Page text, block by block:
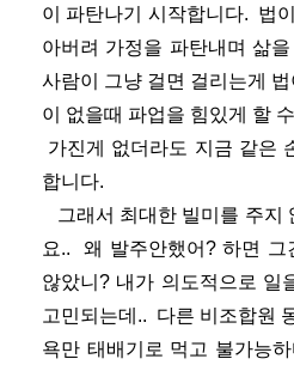
이 파탄나기 시작합니다. 법
아버려 가정을 파탄내며 삶
사람이 그냥 걸면 걸리는게
이 없을때 파업을 힘있게 할
가진게 없더라도 지금 같은
합니다.
그래서 최대한 빌미를 주지
요.. 왜 발주안했어? 하면 그
않았니? 내가 의도적으로 일
고민되는데.. 다른 비조합원
욕만 태배기로 먹고 불가능